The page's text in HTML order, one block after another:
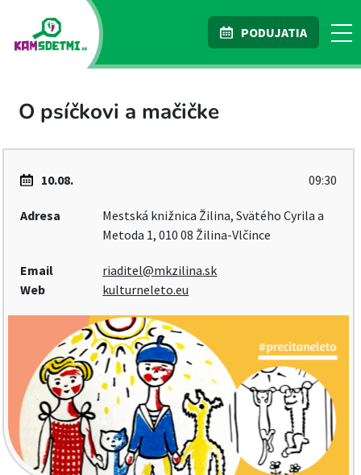
PODUJATIA
O psíčkovi a mačičke
10.08. 09:30
Adresa
Mestská knižnica Žilina, Svätého Cyrila a
Metoda 1, 010 08 Žilina-Vlčince
Email
riaditel@mkzilina.sk
Web
kulturneleto.eu